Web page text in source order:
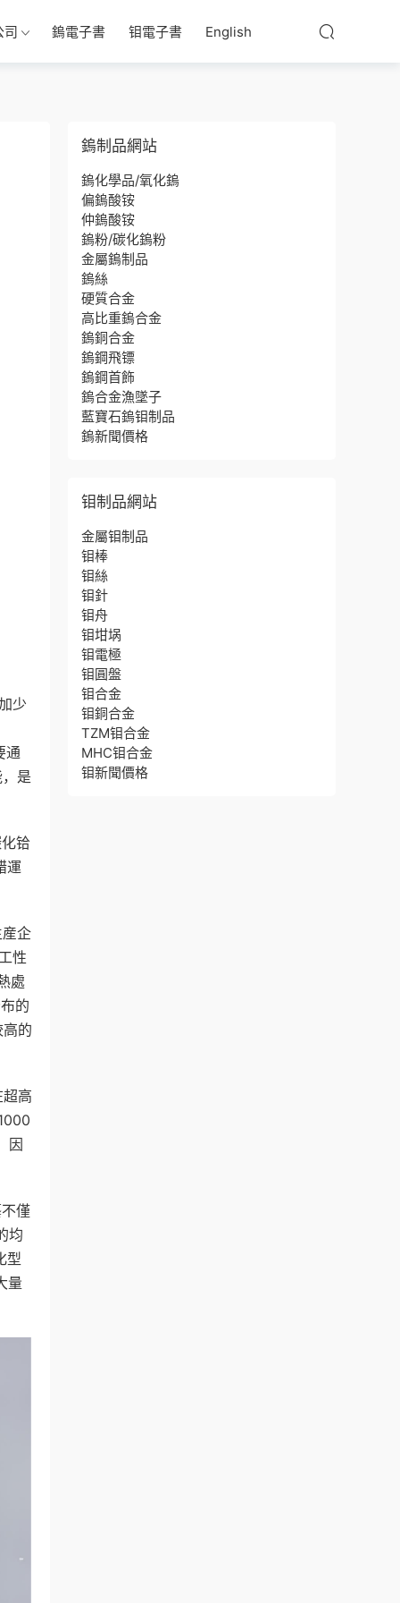
司 鎢電子書 钼電子書 English
少
通
是
铪
運
企
性
處
的
的
高
因
僅
均
型
量
鎢制品網站
鎢化學品/氧化鎢
偏鎢酸铵
仲鎢酸铵
鎢粉/碳化鎢粉
金屬鎢制品
鎢絲
硬質合金
高比重鎢合金
鎢銅合金
鎢鋼飛镖
鎢鋼首飾
鎢合金漁墜子
藍寶石鎢钼制品
鎢新聞價格
钼制品網站
金屬钼制品
钼棒
钼絲
钼針
钼舟
钼坩埚
钼電極
钼圓盤
钼合金
钼銅合金
TZM钼合金
MHC钼合金
钼新聞價格